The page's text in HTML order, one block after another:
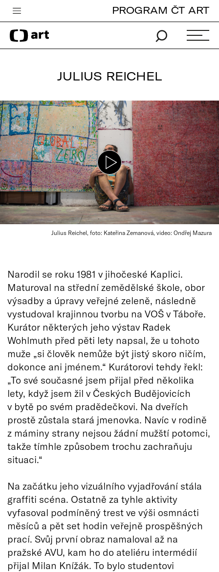
Česká televize
Zpravodajství
TV program
Pro děti
edu
Vše o ČT
PROGRAM ČT ART
JULIUS REICHEL
Julius Reichel, foto: Kateřina Zemanová, video: Ondřej Mazura
Narodil se roku 1981 v jihočeské Kaplici.
Maturoval na střední zemědělské škole, obor
výsadby a úpravy veřejné zeleně, následně
vystudoval krajinnou tvorbu na VOŠ v Táboře.
Kurátor některých jeho výstav Radek
Wohlmuth před pěti lety napsal, že u tohoto
muže „si člověk nemůže být jistý skoro ničím,
dokonce ani jménem.“ Kurátorovi tehdy řekl:
„To své současné jsem přijal před několika
lety, když jsem žil v Českých Budějovicích
v bytě po svém pradědečkovi. Na dveřích
prostě zůstala stará jmenovka. Navíc v rodině
z máminy strany nejsou žádní mužští potomci,
takže tímhle způsobem trochu zachraňuju
situaci.“
Na začátku jeho vizuálního vyjadřování stála
graffiti scéna. Ostatně za tyhle aktivity
vyfasoval podmíněný trest ve výši osmnácti
měsíců a pět set hodin veřejně prospěšných
prací. Svůj první obraz namaloval až na
pražské AVU, kam ho do ateliéru intermédií
přijal Milan Knížák. To bylo studentovi